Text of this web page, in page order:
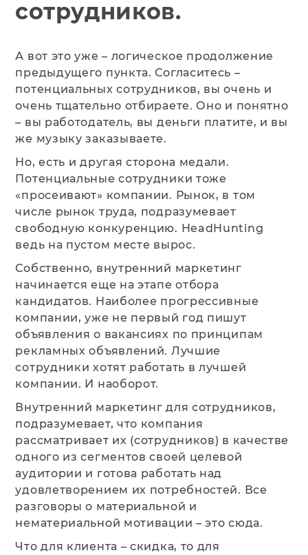
сотрудников.
А вот это уже – логическое продолжение
предыдущего пункта. Согласитесь –
потенциальных сотрудников, вы очень и
очень тщательно отбираете. Оно и понятно
– вы работодатель, вы деньги платите, и вы
же музыку заказываете.
Но, есть и другая сторона медали.
Потенциальные сотрудники тоже
«просеивают» компании. Рынок, в том
числе рынок труда, подразумевает
свободную конкуренцию. HeadHunting
ведь на пустом месте вырос.
Собственно, внутренний маркетинг
начинается еще на этапе отбора
кандидатов. Наиболее прогрессивные
компании, уже не первый год пишут
объявления о вакансиях по принципам
рекламных объявлений. Лучшие
сотрудники хотят работать в лучшей
компании. И наоборот.
Внутренний маркетинг для сотрудников,
подразумевает, что компания
рассматривает их (сотрудников) в качестве
одного из сегментов своей целевой
аудитории и готова работать над
удовлетворением их потребностей. Все
разговоры о материальной и
нематериальной мотивации – это сюда.
Что для клиента – скидка, то для